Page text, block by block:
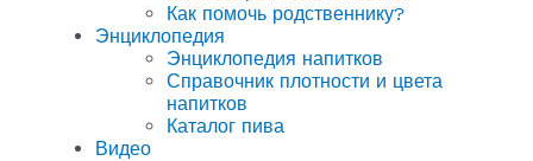
Как помочь родственнику?
Энциклопедия
Энциклопедия напитков
Справочник плотности и цвета
напитков
Каталог пива
Видео